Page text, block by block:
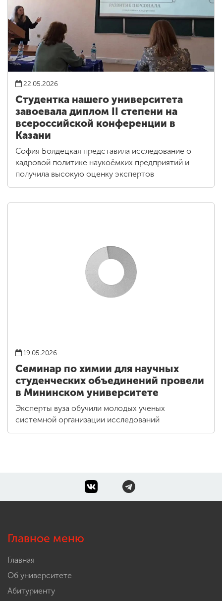
22.05.2026
Студентка нашего университета
завоевала диплом II степени на
всероссийской конференции в
Казани
София Болдецкая представила исследование о
кадровой политике наукоёмких предприятий и
получила высокую оценку экспертов
19.05.2026
Семинар по химии для научных
студенческих объединений провели
в Мининском университете
Эксперты вуза обучили молодых ученых
системной организации исследований
Главное меню
Главная
Об университете
Абитуриенту